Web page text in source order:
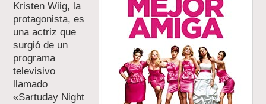
Kristen Wiig, la
protagonista, es
una actriz que
surgió de un
programa
televisivo
llamado
«Sartuday Night